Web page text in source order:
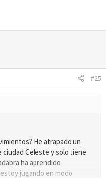
#25
He atrapado un
ciudad Celeste y solo tiene
ha aprendido
jugando en modo